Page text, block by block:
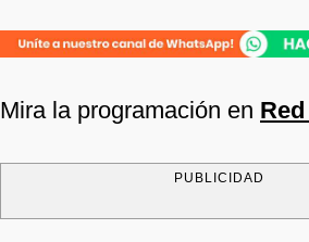
Mira la programación en
PUBLICIDAD